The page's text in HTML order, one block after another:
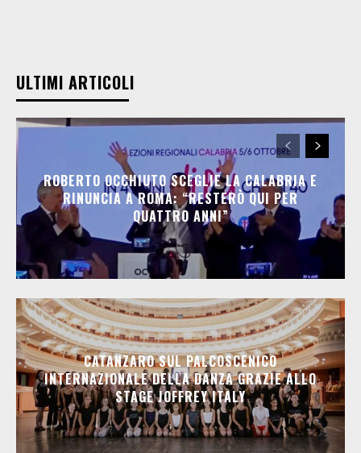
ULTIMI ARTICOLI
ROBERTO OCCHIUTO SCEGLIE LA CALABRIA E
RINUNCIA A ROMA: “RESTERÒ QUI PER
QUATTRO ANNI”
CATANZARO SUL PALCOSCENICO
INTERNAZIONALE DELLA DANZA GRAZIE ALLO
STAGE JOFFREY ITALY